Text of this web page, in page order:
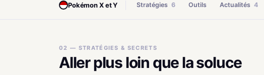
Pokémon X et Y Stratégies 6 Outils Actualités 4
02 — STRATÉGIES & SECRETS
Aller plus loin que la soluce